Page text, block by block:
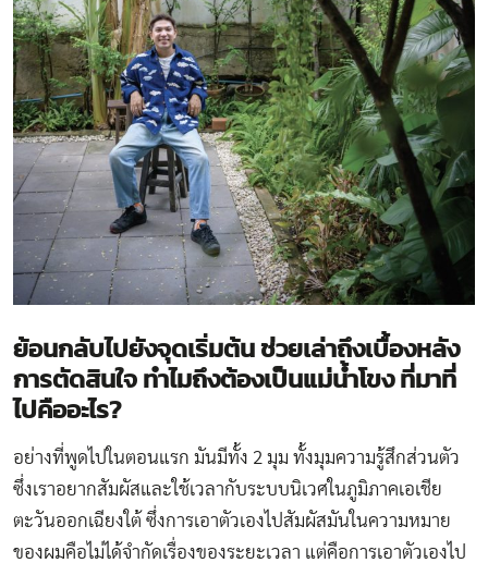
ย้อนกลับไปยังจุดเริ่มต้น ช่วยเล่าถึงเบื้องหลัง
การตัดสินใจ ทำไมถึงต้องเป็นแม่น้ำโขง ที่มาที่
ไปคืออะไร?
อย่างที่พูดไปในตอนแรก มันมีทั้ง 2 มุม ทั้งมุมความรู้สึกส่วนตัว
ซึ่งเราอยากสัมผัสและใช้เวลากับระบบนิเวศในภูมิภาคเอเชีย
ตะวันออกเฉียงใต้ ซึ่งการเอาตัวเองไปสัมผัสมันในความหมาย
ของผมคือไม่ได้จำกัดเรื่องของระยะเวลา แต่คือการเอาตัวเองไป